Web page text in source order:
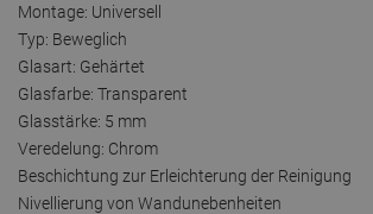
Montage: Universell
Typ: Beweglich
Glasart: Gehärtet
Glasfarbe: Transparent
Glasstärke: 5 mm
Veredelung: Chrom
Beschichtung zur Erleichterung der Reinigung
Nivellierung von Wandunebenheiten